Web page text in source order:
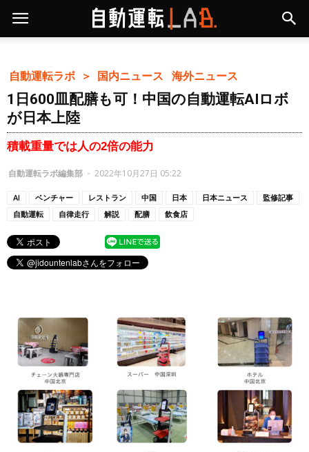
自動運転ラボ ＞ 国内ニュース 海外ニュース
1日600皿配膳も可！中国の自動運転AIロボ
が日本上陸
積載重量では人の2倍の能力
自動運転ラボ編集部 - 2022年10月27日 05:22
AI ベンチャー レストラン 中国 日本 日本ニュース
監修記事
自動運転
自律走行 解説 配膳 飲食店